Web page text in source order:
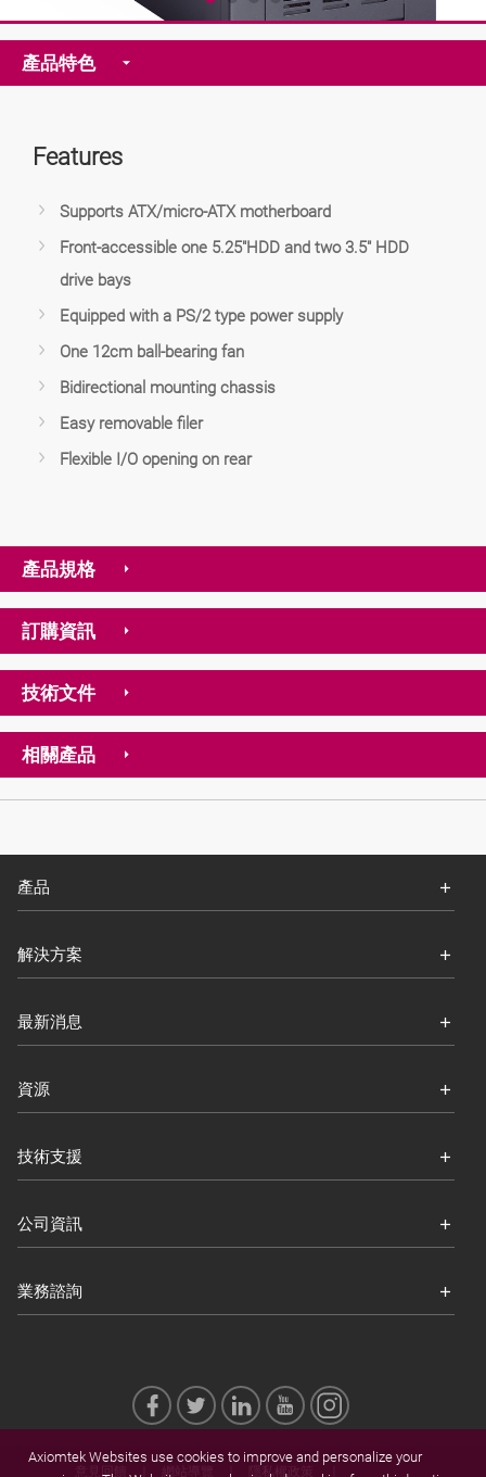
產品特色
Features
Supports ATX/micro-ATX motherboard
Front-accessible one 5.25"HDD and two 3.5" HDD
drive bays
Equipped with a PS/2 type power supply
One 12cm ball-bearing fan
Bidirectional mounting chassis
Easy removable filer
Flexible I/O opening on rear
產品規格
訂購資訊
技術文件
相關產品
產品
解決方案
最新消息
資源
技術支援
公司資訊
業務諮詢
意見回饋 網站導覽 隱私權政策
Axiomtek Websites use cookies to improve and personalize your